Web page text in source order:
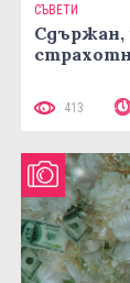
СЪВЕТИ
Сдържан,
413